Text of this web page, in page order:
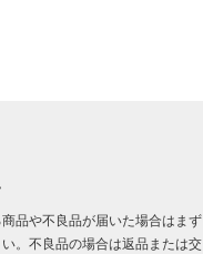
品や不良品が届いた場合はまず
。不良品の場合は返品または交